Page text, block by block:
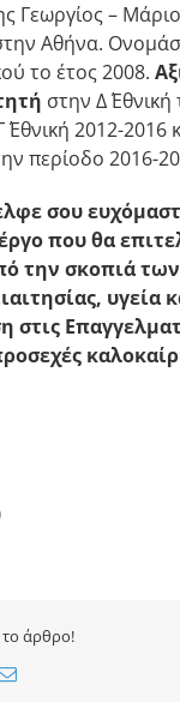
Γεωργίος –
Αθήνα.
το έτος 2008.
στην Δ΄
Εθνική 2012-2016
περίοδο 2016-
σου
που θα
την σκοπιά των
υγεία
στις
το άρθρο!
Email